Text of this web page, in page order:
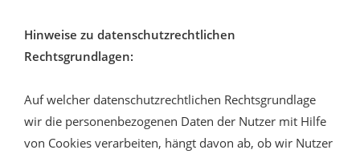
Hinweise zu datenschutzrechtlichen
Rechtsgrundlagen:
Auf welcher datenschutzrechtlichen Rechtsgrundlage
wir die personenbezogenen Daten der Nutzer mit Hilfe
von Cookies verarbeiten, hängt davon ab, ob wir Nutzer